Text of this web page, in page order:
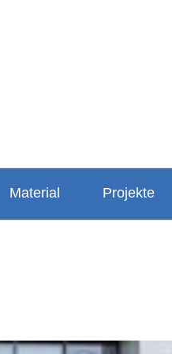
Material Projekte